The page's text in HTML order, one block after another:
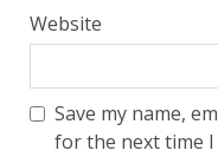
Website
Save my name,
for the next time I